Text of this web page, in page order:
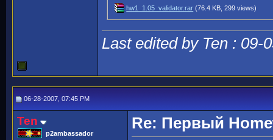
hw1_1.05_validator.rar (76.4 KB, 299 views)
Last edited by Ten : 09-
06-28-2007, 07:45 PM
Ten
p2ambassador
Re: Первый